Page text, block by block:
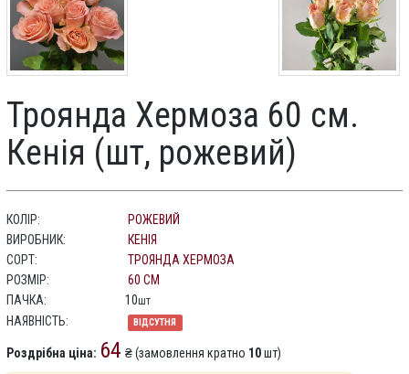
Троянда Хермоза 60 см.
Кенія (шт, рожевий)
КОЛІР:
РОЖЕВИЙ
ВИРОБНИК:
КЕНІЯ
СОРТ:
ТРОЯНДА ХЕРМОЗА
РОЗМІР:
60 СМ
ПАЧКА:
10шт
НАЯВНІСТЬ: ВІДСУТНЯ
Роздрібна ціна: 64 ₴ (замовлення кратно 10шт)